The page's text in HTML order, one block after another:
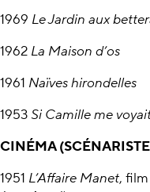
1969 Le Jardin aux
1962 La Maison d’os
1961 Naïves hirondelles
1953Si Camille me
CINÉMA
1951 L’Affaire Manet,